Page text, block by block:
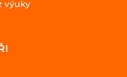
výuky